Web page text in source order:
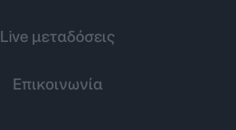
Live μεταδόσεις
Επικοινωνία